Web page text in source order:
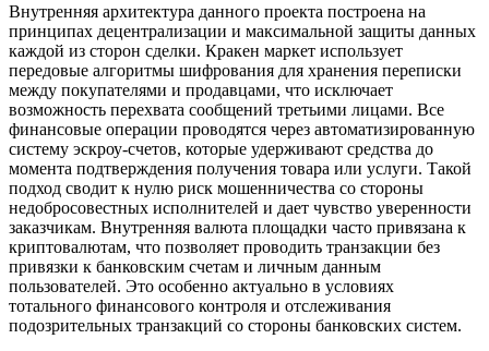
Внутренняя архитектура данного проекта построена на
принципах децентрализации и максимальной защиты данных
каждой из сторон сделки. Кракен маркет использует
передовые алгоритмы шифрования для хранения переписки
между покупателями и продавцами, что исключает
возможность перехвата сообщений третьими лицами. Все
финансовые операции проводятся через автоматизированную
систему эскроу-счетов, которые удерживают средства до
момента подтверждения получения товара или услуги. Такой
подход сводит к нулю риск мошенничества со стороны
недобросовестных исполнителей и дает чувство уверенности
заказчикам. Внутренняя валюта площадки часто привязана к
криптовалютам, что позволяет проводить транзакции без
привязки к банковским счетам и личным данным
пользователей. Это особенно актуально в условиях
тотального финансового контроля и отслеживания
подозрительных транзакций со стороны банковских систем.